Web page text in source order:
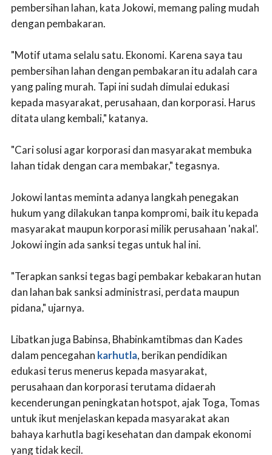
pembersihan lahan, kata Jokowi, memang paling mudah
dengan pembakaran.
"Motif utama selalu satu. Ekonomi. Karena saya tau
pembersihan lahan dengan pembakaran itu adalah cara
yang paling murah. Tapi ini sudah dimulai edukasi
kepada masyarakat, perusahaan, dan korporasi. Harus
ditata ulang kembali," katanya.
"Cari solusi agar korporasi dan masyarakat membuka
lahan tidak dengan cara membakar," tegasnya.
Jokowi lantas meminta adanya langkah penegakan
hukum yang dilakukan tanpa kompromi, baik itu kepada
masyarakat maupun korporasi milik perusahaan 'nakal'.
Jokowi ingin ada sanksi tegas untuk hal ini.
"Terapkan sanksi tegas bagi pembakar kebakaran hutan
dan lahan bak sanksi administrasi, perdata maupun
pidana," ujarnya.
Libatkan juga Babinsa, Bhabinkamtibmas dan Kades
dalam pencegahan karhutla, berikan pendidikan
edukasi terus menerus kepada masyarakat,
perusahaan dan korporasi terutama didaerah
kecenderungan peningkatan hotspot, ajak Toga, Tomas
untuk ikut menjelaskan kepada masyarakat akan
bahaya karhutla bagi kesehatan dan dampak ekonomi
yang tidak kecil.